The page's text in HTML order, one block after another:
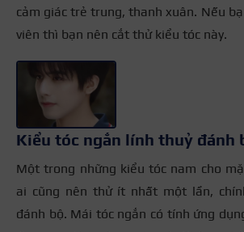
cảm giác trẻ trung, thanh xuân. Nếu
viên thì bạn nên cắt thử kiểu tóc này.
Kiểu tóc ngắn lính thuỷ đánh
Một trong những kiểu tóc nam cho
ai cũng nên thử ít nhất một lần,
đánh bộ. Mái tóc ngắn có tính ứng